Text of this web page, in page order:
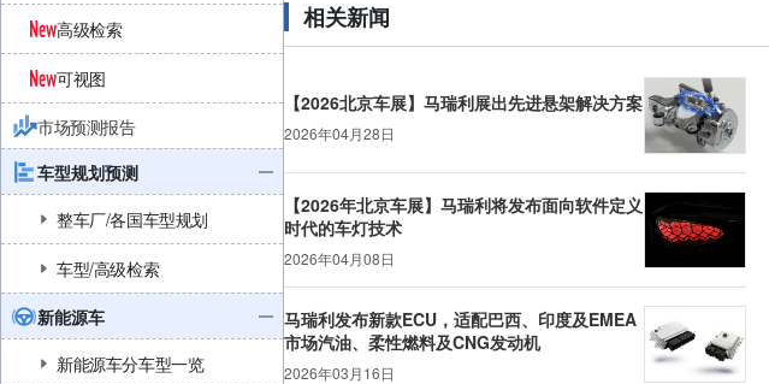
高级检索
可视图
市场预测报告
车型规划预测
整车厂/各国车型规划
车型/高级检索
新能源车
新能源车分车型一览
相关新闻
【2026北京车展】马瑞利展出先进悬架解决方案
2026年04月28日
【2026年北京车展】马瑞利将发布面向软件定义
时代的车灯技术
2026年04月08日
马瑞利发布新款ECU，适配巴西、印度及EMEA
市场汽油、柔性燃料及CNG发动机
2026年03月16日